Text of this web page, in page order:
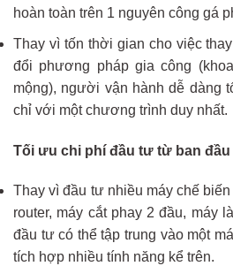
hoàn toàn trên 1 nguyên công gá
Thay vì tốn thời gian cho việc
đổi phương pháp gia công
mộng), người vận hành dễ dàng
chỉ với một chương trình duy nhất.
Tối ưu chi phí đầu tư từ ban đầu
Thay vì đầu tư nhiều máy chế
router, máy cắt phay 2 đầu, máy
đầu tư có thể tập trung vào một
tích hợp nhiều tính năng kể trên.